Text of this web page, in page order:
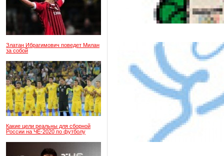
Златан Ибрагимович поведет Милан
за собой
Какие цели реальны для сборной
России на ЧЕ-2020 по футболу